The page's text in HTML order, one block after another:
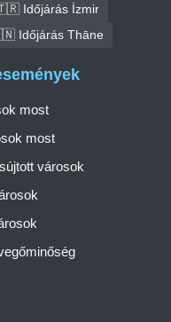
Időjárás İzmir
Időjárás Thāne
most
most
városok